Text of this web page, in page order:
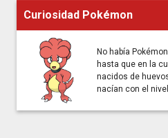
Curiosidad Pokémon
No había
hasta que en la
nacidos de
nacían con el